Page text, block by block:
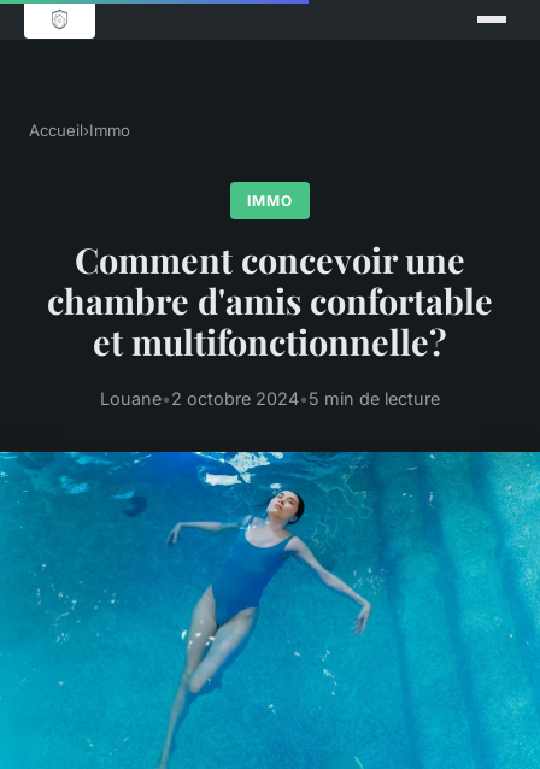
Accueil›Immo
IMMO
Comment concevoir une
chambre d'amis confortable
et multifonctionnelle?
Louane•2 octobre 2024•5 min de lecture